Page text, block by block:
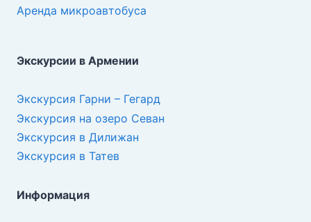
Аренда микроавтобуса
Экскурсии в Армении
Экскурсия Гарни – Гегард
Экскурсия на озеро Севан
Экскурсия в Дилижан
Экскурсия в Татев
Информация